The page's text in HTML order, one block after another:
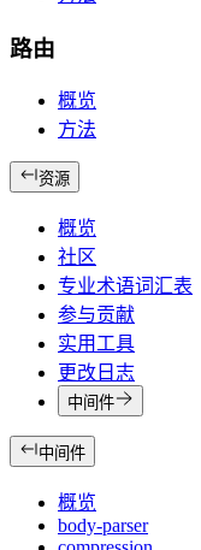
路由
概览
方法
资源
概览
社区
专业术语词汇表
参与贡献
实用工具
更改日志
中间件
中间件
概览
body-parser